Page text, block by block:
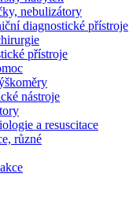
nebulizátory
diagnostické přístroje
přístroje
nástroje
a resuscitace
různé